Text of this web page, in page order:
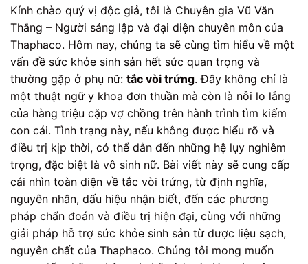
Kính chào quý vị độc giả, tôi là Chuyên gia Vũ Văn
Thắng – Người sáng lập và đại diện chuyên môn của
Thaphaco. Hôm nay, chúng ta sẽ cùng tìm hiểu về một
vấn đề sức khỏe sinh sản hết sức quan trọng và
thường gặp ở phụ nữ: tắc vòi trứng. Đây không chỉ là
một thuật ngữ y khoa đơn thuần mà còn là nỗi lo lắng
của hàng triệu cặp vợ chồng trên hành trình tìm kiếm
con cái. Tình trạng này, nếu không được hiểu rõ và
điều trị kịp thời, có thể dẫn đến những hệ lụy nghiêm
trọng, đặc biệt là vô sinh nữ. Bài viết này sẽ cung cấp
cái nhìn toàn diện về tắc vòi trứng, từ định nghĩa,
nguyên nhân, dấu hiệu nhận biết, đến các phương
pháp chẩn đoán và điều trị hiện đại, cùng với những
giải pháp hỗ trợ sức khỏe sinh sản từ dược liệu sạch,
nguyên chất của Thaphaco. Chúng tôi mong muốn